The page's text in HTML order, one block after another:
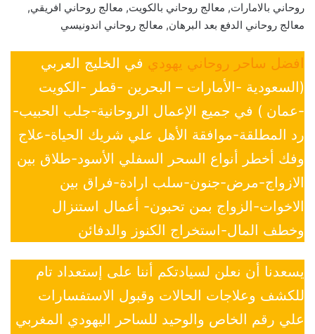
روحاني بالامارات, معالج روحاني بالكويت, معالج روحاني افريقي,
معالج روحاني الدفع بعد البرهان, معالج روحاني اندونيسي
افضل ساحر روحاني يهودي في الخليج العربي
(السعودية -الأمارات – البحرين -قطر -الكويت
-عمان ) في جميع الإعمال الروحانية-جلب الحبيب-
رد المطلقة-موافقة الأهل علي شريك الحياة-علاج
وفك أخطر أنواع السحر السفلي الأسود-طلاق بين
الازواج-مرض-جنون-سلب ارادة-فراق بين
الاخوات-الزواج بمن تحبون- أعمال استنزال
وخطف المال-استخراج الكنوز والدفائن
يسعدنا أن نعلن لسيادتكم أننا على إستعداد تام
للكشف وعلاجات الحالات وقبول الاستفسارات
علي رقم الخاص والوحيد للساحر اليهودي المغربي